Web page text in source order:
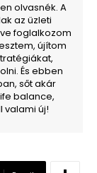
olvasnék. A
az üzleti
foglalkozom
újítom
És ebben
sőt akár
balance,
valami új!